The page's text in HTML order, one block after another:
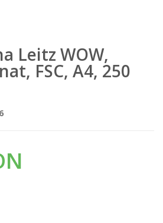
Leitz WOW,
FSC, A4, 250